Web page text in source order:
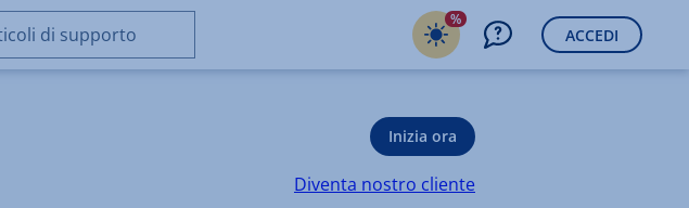
%
ACCEDI
Inizia ora
Diventa nostro cliente